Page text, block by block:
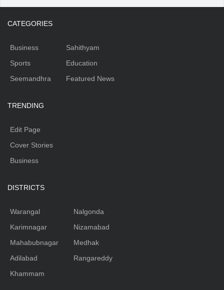
CATEGORIES
Business
Sports
Seemandhra
Sahithyam
Education
Featured News
TRENDING
Edit Page
Cover Stories
Business
DISTRICTS
Warangal
Karimnagar
Mahabubnagar
Adilabad
Khammam
Nalgonda
Nizamabad
Medhak
Rangareddy